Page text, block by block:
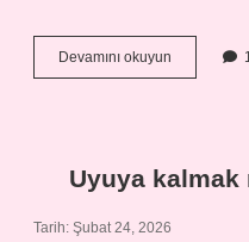
Devamını okuyun
bağlacı
Uyuya kalmak
Tarih: Şubat 24, 2026